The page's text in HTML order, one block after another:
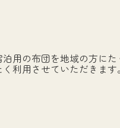
用の布団を地域の方にた
利用させていただきます。